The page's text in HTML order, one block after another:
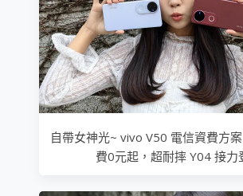
自帶女神光~ vivo V50 電信資費方
費0元起，超耐摔 Y04 接力